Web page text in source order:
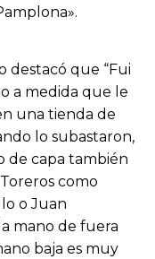
destacó que “Fui
a medida que le
una tienda de
lo subastaron,
de capa también
como
o Juan
mano de fuera
baja es muy